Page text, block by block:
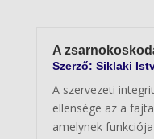
A
Szerző: Siklaki
A szervezeti
ellensége az a
amelynek